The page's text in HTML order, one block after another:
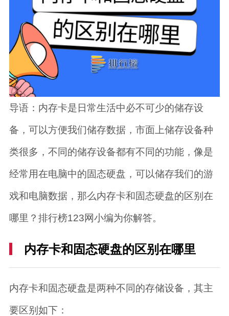
导语：内存卡是日常生活中必不可少的储存设
备，可以方便我们储存数据，市面上储存设备种
类很多，不同的储存设备都有不同的功能，像是
经常用在电脑中的固态硬盘，可以储存我们的游
戏和电脑数据，那么内存卡和固态硬盘的区别在
哪里？排行榜123网小编为你解答。
内存卡和固态硬盘的区别在哪里
内存卡和固态硬盘是两种不同的存储设备，其主
要区别如下：